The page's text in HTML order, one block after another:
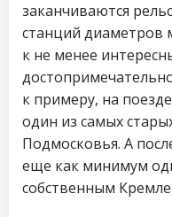
заканчиваются
станций диаметров
к не менее
к примеру, на
один из самых
Подмосковья. А
еще как минимум
собственным